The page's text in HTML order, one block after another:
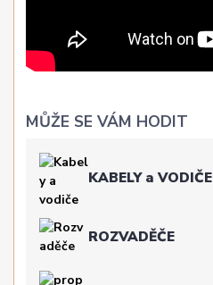
MŮŽE SE VÁM HODIT
KABELY a VODIČE
ROZVADĚČE